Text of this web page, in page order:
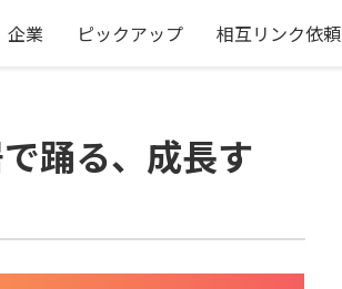
企業 ピックアップ 相互リンク依頼
踊る、成長す